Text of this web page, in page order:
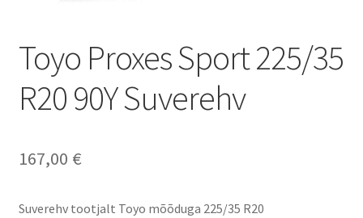
Toyo Proxes Sport 225/35
R20 90Y Suverehv
167,00 €
Suverehv tootjalt Toyo mõõduga 225/35 R20